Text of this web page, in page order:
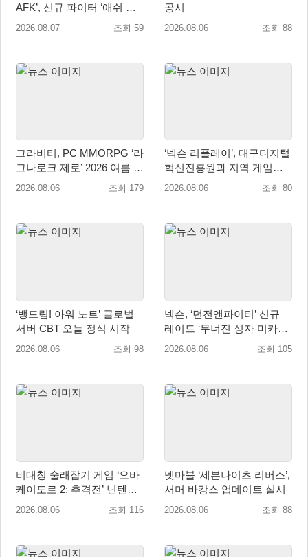
AFK’, 신규 파이터 ‘애쉬 크
림존’ 업데이트
2026.08.07 조회 59
공시
2026.08.06 조회 88
그라비티, PC MMORPG ‘라
그나로크 제로’ 2026 여름 프
로모션 진행!
2026.08.06 조회 179
‘넥슨 리플레이’, 대구디지털
혁신진흥원과 지역 게임산
업 육성 위한 업무협약 체결
2026.08.06 조회 80
‘뱅드림! 아워 노트’ 글로벌
서버 CBT 오늘 정식 시작
2026.08.06 조회 98
넥슨, ‘던전앤파이터’ 신규
레이드 ‘무너진 성자 미카엘
라’ 업데이트!
2026.08.06 조회 105
비대칭 술래잡기 게임 ‘오바
케이도로 2: 추격전’ 닌텐도
eShop 출시
2026.08.06 조회 116
넷마블 ‘세븐나이츠 리버스’,
서머 바캉스 업데이트 실시
2026.08.06 조회 88